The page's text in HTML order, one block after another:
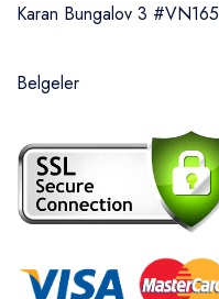
Karan Bungalov 3 #VN165
Belgeler